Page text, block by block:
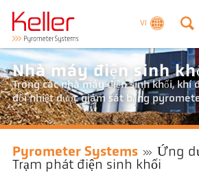
VI
Nhà máy điện sinh
Trong các nhà máy điện sinh khối, khí
đổi nhiệt được giám sát bằng
Pyrometer Systems Ứng
Trạm phát điện sinh khối